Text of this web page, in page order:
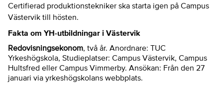
Certifierad produktionstekniker ska starta igen på Campus
Västervik till hösten.
Fakta om YH-utbildningar i Västervik
Redovisningsekonom, två år. Anordnare: TUC
Yrkeshögskola, Studieplatser: Campus Västervik, Campus
Hultsfred eller Campus Vimmerby. Ansökan: Från den 27
januari via yrkeshögskolans webbplats.